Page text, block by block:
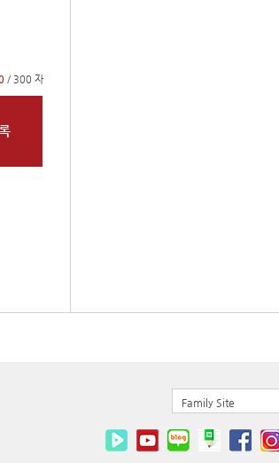
/ 300 자
Family Site